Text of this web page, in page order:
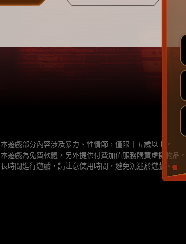
本遊戲部分內容涉及暴力、性情節，僅限十五歲以上。
本遊戲為免費軟體，另外提供付費加值服務購買虛擬物品。
長時間進行遊戲，請注意使用時間，避免沉迷於遊戲。